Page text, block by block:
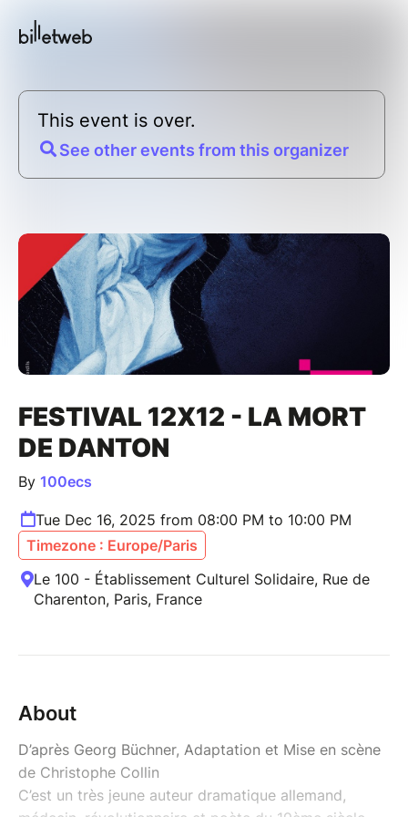
This event is over.
See other events from this organizer
FESTIVAL 12X12 - LA MORT
DE DANTON
By 100ecs
Tue Dec 16, 2025 from 08:00 PM to 10:00 PM
Timezone : Europe/Paris
Le 100 - Établissement Culturel Solidaire, Rue de
Charenton, Paris, France
About
D’après Georg Büchner, Adaptation et Mise en scène
de Christophe Collin
C’est un très jeune auteur dramatique allemand,